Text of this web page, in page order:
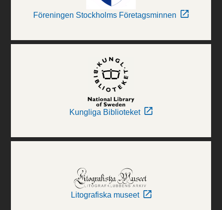
Föreningen Stockholms Företagsminnen
Kungliga Biblioteket
Litografiska museet